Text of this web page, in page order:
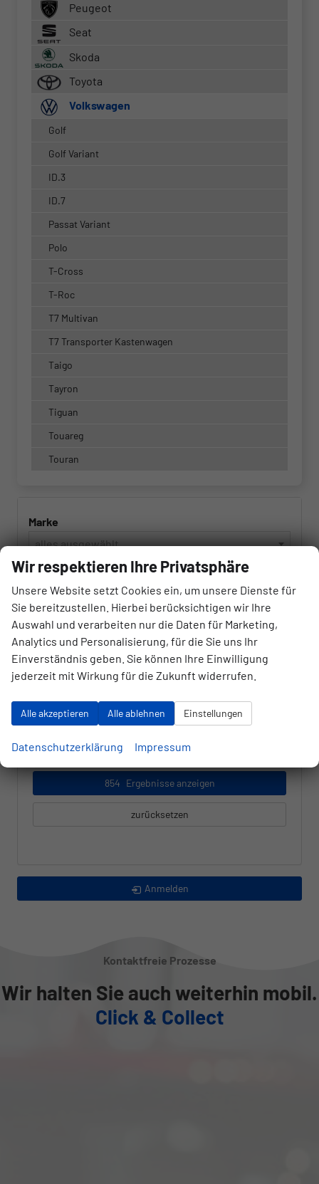
Peugeot
Seat
Skoda
Toyota
Volkswagen
Golf
Golf Variant
ID.3
ID.7
Passat Variant
Polo
T-Cross
T-Roc
T7 Multivan
T7 Transporter Kastenwagen
Taigo
Tayron
Tiguan
Touareg
Touran
Marke
alles ausgewählt
alles ausgewählt
Kraftstoffart
alles ausgewählt
Getriebeart
alles ausgewählt
854 Ergebnisse anzeigen
zurücksetzen
Anmelden
Kontaktfreie Prozesse
Wir halten Sie auch weiterhin mobil.
Click & Collect
Wir respektieren Ihre Privatsphäre
Unsere Website setzt Cookies ein, um unsere Dienste für
Sie bereitzustellen. Hierbei berücksichtigen wir Ihre
Auswahl und verarbeiten nur die Daten für Marketing,
Analytics und Personalisierung, für die Sie uns Ihr
Einverständnis geben. Sie können Ihre Einwilligung
jederzeit mit Wirkung für die Zukunft widerrufen.
Alle akzeptieren Alle ablehnen Einstellungen
Datenschutzerklärung Impressum